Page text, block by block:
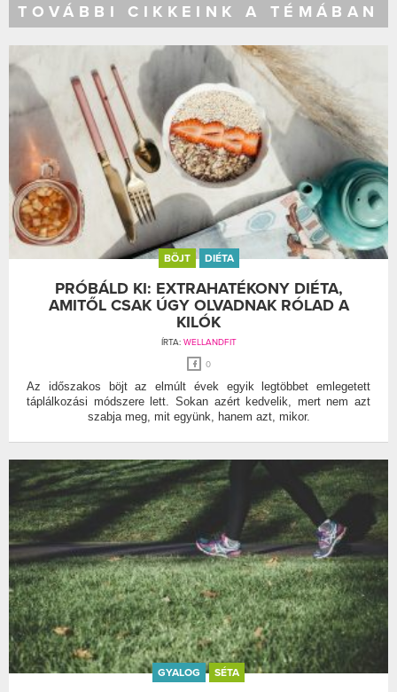
TOVÁBBI CIKKEINK A TÉMÁBAN
BÖJT DIÉTA
PRÓBÁLD KI: EXTRAHATÉKONY DIÉTA,
AMITŐL CSAK ÚGY OLVADNAK RÓLAD A
KILÓK
ÍRTA: WELLANDFIT
0
Az időszakos böjt az elmúlt évek egyik legtöbbet emlegetett
táplálkozási módszere lett. Sokan azért kedvelik, mert nem azt
szabja meg, mit együnk, hanem azt, mikor.
GYALOG SÉTA